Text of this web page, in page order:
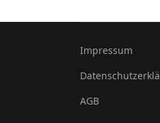
Impressum
AGB